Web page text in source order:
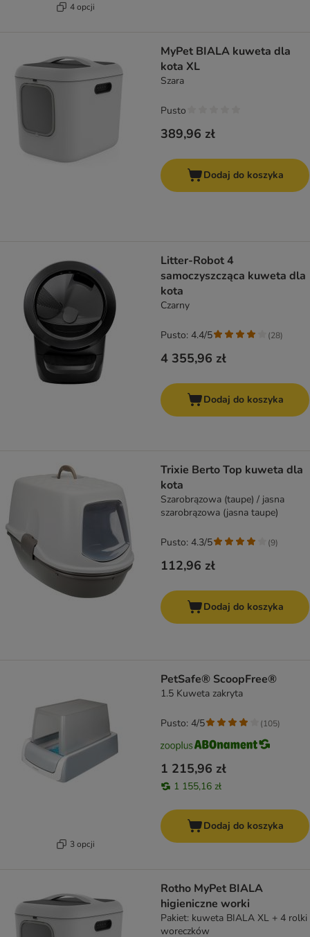
4 opcji
MyPet BIALA kuweta dla
kota XL
Szara
389,96 zł
Pusto
Dodaj do koszyka
Litter-Robot 4
samoczyszcząca kuweta dla
kota
Czarny
4 355,96 zł
Pusto: 4.4/5 (28)
Dodaj do koszyka
Trixie Berto Top kuweta dla
kota
Szarobrązowa (taupe) / jasna
szarobrązowa (jasna taupe)
112,96 zł
Pusto: 4.3/5 (9)
Dodaj do koszyka
3 opcji
PetSafe® ScoopFree®
1.5 Kuweta zakryta
1 215,96 zł
1 155,16 zł
Pusto: 4/5 (105)
Dodaj do koszyka
Rotho MyPet BIALA
higieniczne worki
Pakiet: kuweta BIALA XL + 4 rolki
woreczków